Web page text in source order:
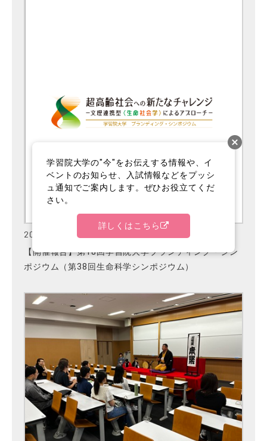
2026.07.29
【開催報告】第18回学習院大学ブランディング・シン
ポジウム（第38回生命科学シンポジウム）
学習院大学の"今"をお伝えする情報や、イ
ベントのお知らせ、入試情報などをプッシ
ュ通知でご案内します。ぜひお役立てくだ
さい。
詳しくはこちら